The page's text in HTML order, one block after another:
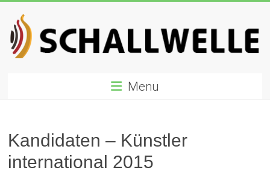
Inhalt
springen
Schallwelle
Preis
für
Elektronische
Menü
Kandidaten – Künstler
international 2015